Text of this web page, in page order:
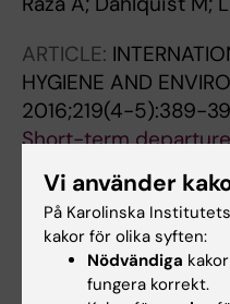
ARTICLE:
HYGIENE AND
2016;219(4-5):389-
Short-term
ambient
increased risk of
arrest
Dahlquist M; Raza A;
Hollenberg J; Lind T;
Vi använder
På Karolinska
kakor för olika syften:
Nödvändiga
fungera korrekt.